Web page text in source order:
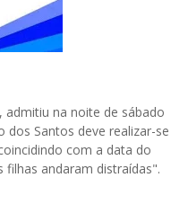
admitiu na noite de sábado
dos Santos deve realizar-se
com a data do
filhas andaram distraídas".